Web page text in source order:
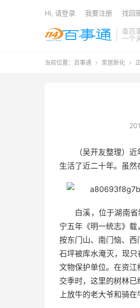
查百
一个
Hi, 请登录 我要注册 找回
当前位置： 百事通  家居新化 
（吴开友整理）
生活了近二十年。虽然
白溪，位于湖南
宁五年《明一统志》载
按东门山、南门恼、
石坪被库水淹灭，现
文物保护单位。在资
交季时，这里的树林
上放牛的老大爷和骑在